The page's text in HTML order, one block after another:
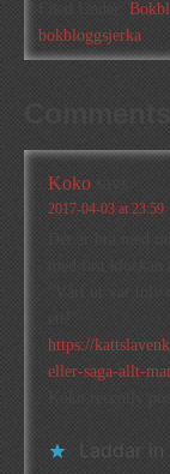
bokbloggsjerka
Koko
2017-04-03 at 23:59
Det är bra med
med fast klockan
https://
eller-saga-allt-
Koko recently
Laddar